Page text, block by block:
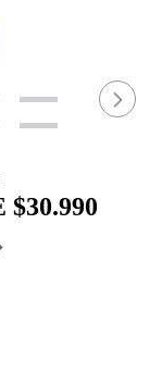
$30.990